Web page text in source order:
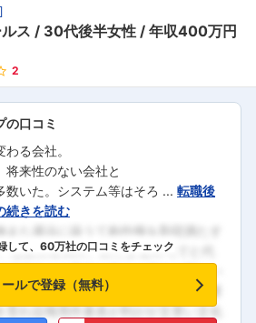
]
ス 30代後半女性
年収400万円
2
の口コミ
る会社。
来性のない会社と
数いた。システム等はそろ ... 転職後
続きを読む
して、60万社の口コミをチェック
ールで登録（無料）